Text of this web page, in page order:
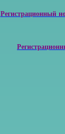
Регистрационный